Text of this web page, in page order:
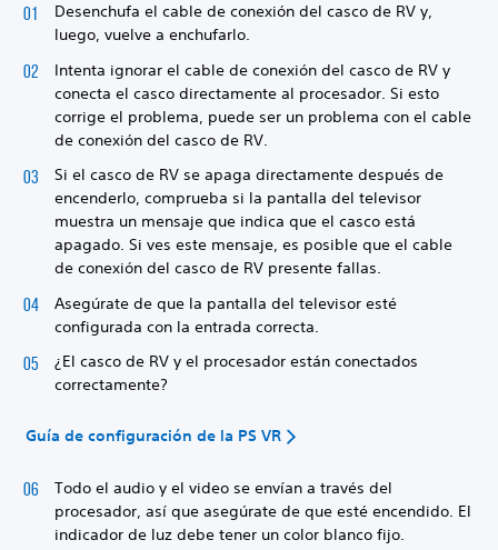
Desenchufa el cable de conexión del casco de RV y,
luego, vuelve a enchufarlo.
Intenta ignorar el cable de conexión del casco de RV y
conecta el casco directamente al procesador. Si esto
corrige el problema, puede ser un problema con el cable
de conexión del casco de RV.
Si el casco de RV se apaga directamente después de
encenderlo, comprueba si la pantalla del televisor
muestra un mensaje que indica que el casco está
apagado. Si ves este mensaje, es posible que el cable
de conexión del casco de RV presente fallas.
Asegúrate de que la pantalla del televisor esté
configurada con la entrada correcta.
¿El casco de RV y el procesador están conectados
correctamente?
Guía de configuración de la PS VR
Todo el audio y el video se envían a través del
procesador, así que asegúrate de que esté encendido. El
indicador de luz debe tener un color blanco fijo.